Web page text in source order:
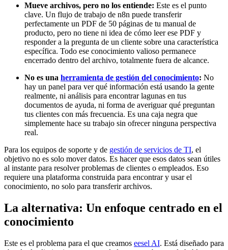
Mueve archivos, pero no los entiende: Este es el punto
clave. Un flujo de trabajo de n8n puede transferir
perfectamente un PDF de 50 páginas de tu manual de
producto, pero no tiene ni idea de cómo leer ese PDF y
responder a la pregunta de un cliente sobre una característica
específica. Todo ese conocimiento valioso permanece
encerrado dentro del archivo, totalmente fuera de alcance.
No es una herramienta de gestión del conocimiento: No
hay un panel para ver qué información está usando la gente
realmente, ni análisis para encontrar lagunas en tus
documentos de ayuda, ni forma de averiguar qué preguntan
tus clientes con más frecuencia. Es una caja negra que
simplemente hace su trabajo sin ofrecer ninguna perspectiva
real.
Para los equipos de soporte y de gestión de servicios de TI, el
objetivo no es solo mover datos. Es hacer que esos datos sean útiles
al instante para resolver problemas de clientes o empleados. Eso
requiere una plataforma construida para encontrar y usar el
conocimiento, no solo para transferir archivos.
La alternativa: Un enfoque centrado en el
conocimiento
Este es el problema para el que creamos eesel AI. Está diseñado para